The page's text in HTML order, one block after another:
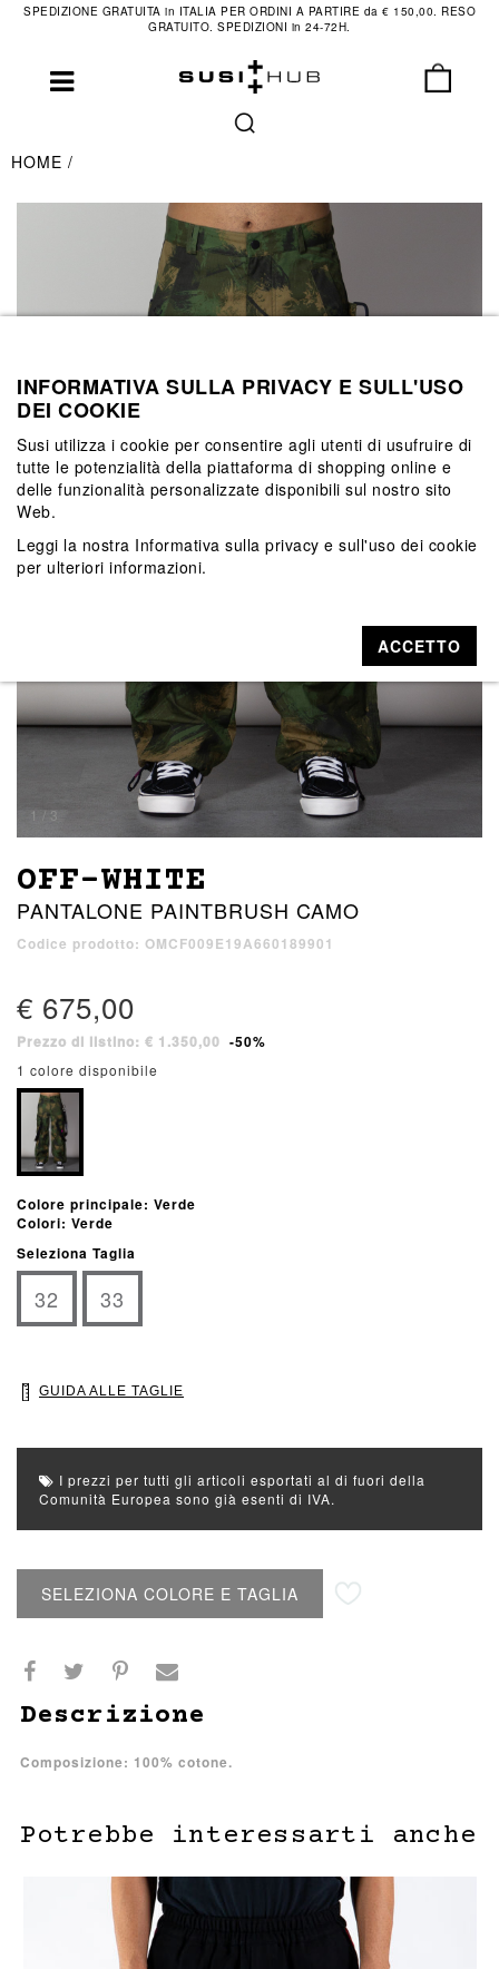
SPEDIZIONE GRATUITA in ITALIA PER ORDINI A PARTIRE da € 150,00. RESO
GRATUITO. SPEDIZIONI in 24-72H.
HOME
1 / 3
OFF-WHITE
PANTALONE PAINTBRUSH CAMO
Codice prodotto: OMCF009E19A660189901
€ 675,00
Prezzo di listino: € 1.350,00 -50%
1 colore disponibile
Colore principale: Verde
Colori: Verde
Seleziona Taglia
32 33
GUIDA ALLE TAGLIE
I prezzi per tutti gli articoli esportati al di fuori della
Comunità Europea sono già esenti di IVA.
SELEZIONA COLORE E TAGLIA
Descrizione
Composizione: 100% cotone.
Potrebbe interessarti anche
INFORMATIVA SULLA PRIVACY E SULL'USO
DEI COOKIE
Susi utilizza i cookie per consentire agli utenti di usufruire di
tutte le potenzialità della piattaforma di shopping online e
delle funzionalità personalizzate disponibili sul nostro sito
Web.
Leggi la nostra Informativa sulla privacy e sull'uso dei cookie
per ulteriori informazioni.
ACCETTO